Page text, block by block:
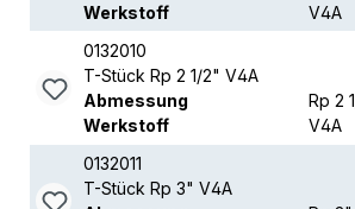
Werkstoff
V4A
0132010
T-Stück Rp 2 1/2" V4A
Abmessung
Rp 2
Werkstoff
V4A
0132011
T-Stück Rp 3" V4A